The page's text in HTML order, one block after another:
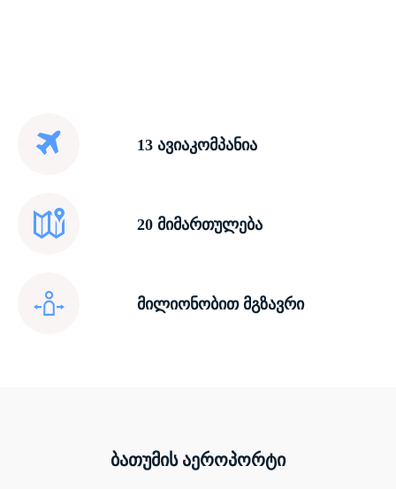
13 ავიაკომპანია
20 მიმართულება
მილიონობით მგზავრი
ბათუმის აეროპორტი